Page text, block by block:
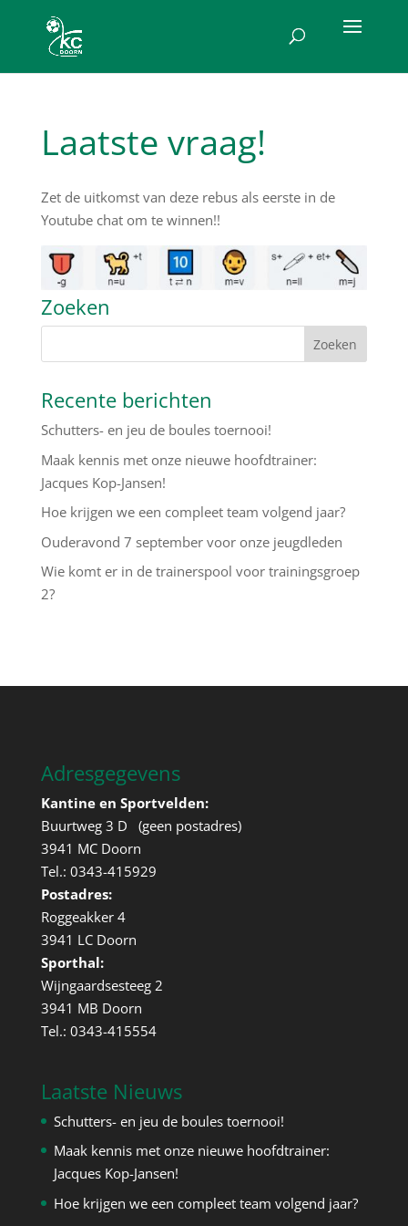
Laatste vraag!
Zet de uitkomst van deze rebus als eerste in de
Youtube chat om te winnen!!
Zoeken
Recente berichten
Schutters- en jeu de boules toernooi!
Maak kennis met onze nieuwe hoofdtrainer:
Jacques Kop-Jansen!
Hoe krijgen we een compleet team volgend jaar?
Ouderavond 7 september voor onze jeugdleden
Wie komt er in de trainerspool voor trainingsgroep
2?
Adresgegevens
Kantine en Sportvelden:
Buurtweg 3 D (geen postadres)
3941 MC Doorn
Tel.: 0343-415929
Postadres:
Roggeakker 4
3941 LC Doorn
Sporthal:
Wijngaardsesteeg 2
3941 MB Doorn
Tel.: 0343-415554
Laatste Nieuws
Schutters- en jeu de boules toernooi!
Maak kennis met onze nieuwe hoofdtrainer:
Jacques Kop-Jansen!
Hoe krijgen we een compleet team volgend jaar?